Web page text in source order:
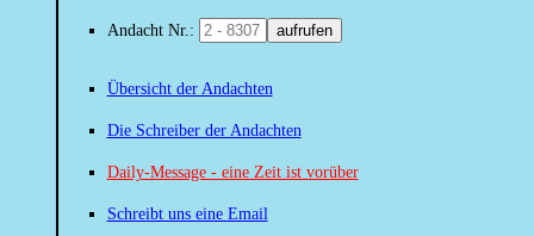
Andacht Nr.: aufrufen
Übersicht der Andachten
Die Schreiber der Andachten
Daily-Message - eine Zeit ist vorüber
Schreibt uns eine Email